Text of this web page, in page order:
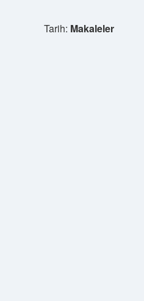
Tarih: Makaleler